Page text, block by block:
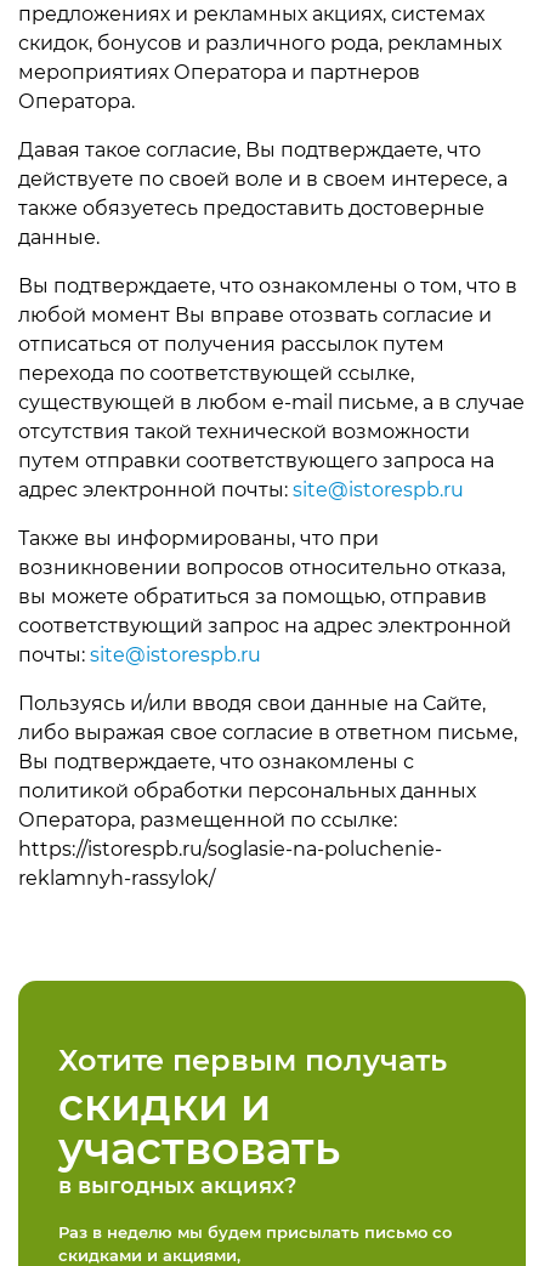
предложениях и рекламных акциях, системах
скидок, бонусов и различного рода, рекламных
мероприятиях Оператора и партнеров
Оператора.
Давая такое согласие, Вы подтверждаете, что
действуете по своей воле и в своем интересе, а
также обязуетесь предоставить достоверные
данные.
Вы подтверждаете, что ознакомлены о том, что в
любой момент Вы вправе отозвать согласие и
отписаться от получения рассылок путем
перехода по соответствующей ссылке,
существующей в любом e-mail письме, а в случае
отсутствия такой технической возможности
путем отправки соответствующего запроса на
адрес электронной почты: site@istorespb.ru
Также вы информированы, что при
возникновении вопросов относительно отказа,
вы можете обратиться за помощью, отправив
соответствующий запрос на адрес электронной
почты: site@istorespb.ru
Пользуясь и/или вводя свои данные на Сайте,
либо выражая свое согласие в ответном письме,
Вы подтверждаете, что ознакомлены с
политикой обработки персональных данных
Оператора, размещенной по ссылке:
https://istorespb.ru/soglasie-na-poluchenie-
reklamnyh-rassylok/
Хотите первым получать
скидки и
участвовать
в выгодных акциях?
Раз в неделю мы будем присылать письмо со
скидками и акциями,